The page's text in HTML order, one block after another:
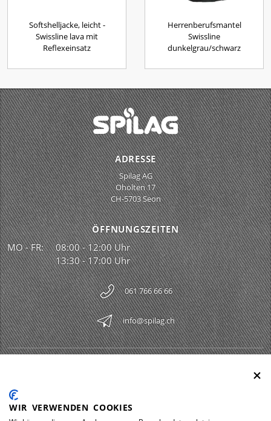
Softshelljacke, leicht -
Swissline lava mit
Reflexeinsatz
Herrenberufsmantel
Swissline
dunkelgrau/schwarz
ADRESSE
Spilag AG
Oholten 17
CH-5703 Seon
ÖFFNUNGSZEITEN
MO - FR:
08:00 - 12:00 Uhr
13:30 - 17:00 Uhr
061 766 66 66
info@spilag.ch
LEGAL
WIR VERWENDEN COOKIES